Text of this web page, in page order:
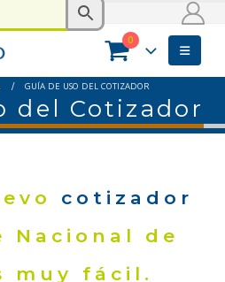
0
GUÍA DE USO DEL COTIZADOR
del Cotizador
cotizador
Nacional de
muy fácil.